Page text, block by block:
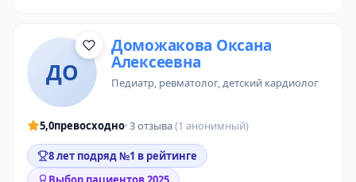
ДО
Доможакова Оксана
Алексеевна
педиатр, ревматолог,детский кардиолог
5,0превосходно· 3 отзыва(1 анонимный)
8 лет подряд №1 в рейтинге